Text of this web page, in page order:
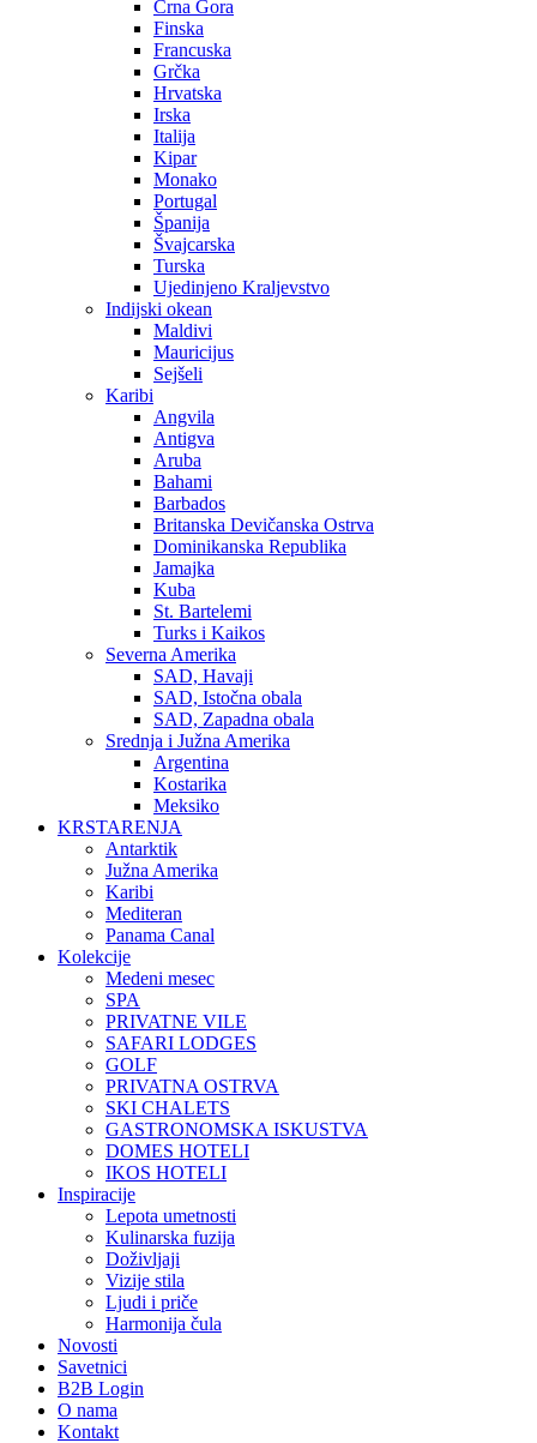
Crna Gora
Finska
Francuska
Grčka
Hrvatska
Irska
Italija
Kipar
Monako
Portugal
Španija
Švajcarska
Turska
Ujedinjeno Kraljevstvo
Indijski okean
Maldivi
Mauricijus
Sejšeli
Karibi
Angvila
Antigva
Aruba
Bahami
Barbados
Britanska Devičanska Ostrva
Dominikanska Republika
Jamajka
Kuba
St. Bartelemi
Turks i Kaikos
Severna Amerika
SAD, Havaji
SAD, Istočna obala
SAD, Zapadna obala
Srednja i Južna Amerika
Argentina
Kostarika
Meksiko
KRSTARENJA
Antarktik
Južna Amerika
Karibi
Mediteran
Panama Canal
Kolekcije
Medeni mesec
SPA
PRIVATNE VILE
SAFARI LODGES
GOLF
PRIVATNA OSTRVA
SKI CHALETS
GASTRONOMSKA ISKUSTVA
DOMES HOTELI
IKOS HOTELI
Inspiracije
Lepota umetnosti
Kulinarska fuzija
Doživljaji
Vizije stila
Ljudi i priče
Harmonija čula
Novosti
Savetnici
B2B Login
O nama
Kontakt